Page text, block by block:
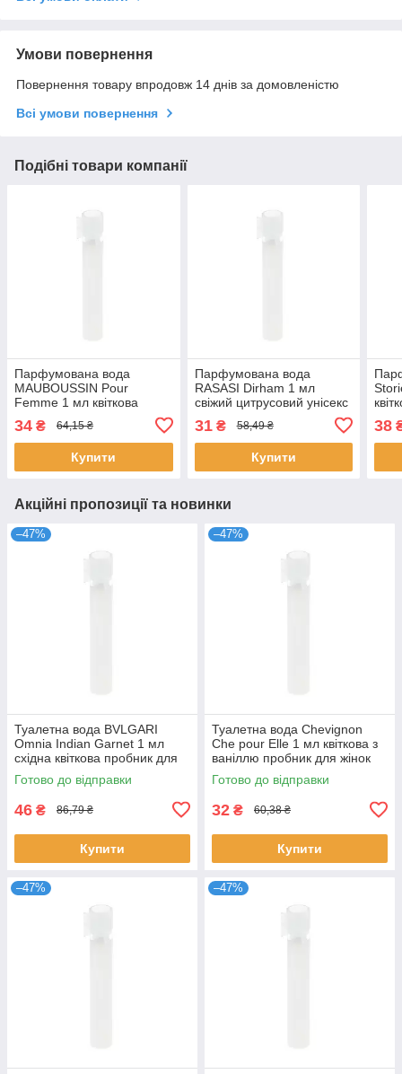
Умови повернення
Повернення товару впродовж 14 днів за домовленістю
Всі умови повернення
Подібні товари компанії
Парфумована вода
MAUBOUSSIN Pour
Femme 1 мл квіткова
пробник розпив аромат
Мобуссен
34 ₴ 64,15 ₴
Купити
Парфумована вода
RASASI Dirham 1 мл
свіжий цитрусовий унісекс
квіткові парфуми Расасі
31₴ 58,49 ₴
Купити
38
Акційні пропозиції та новинки
–47%
Туалетна вода BVLGARI
Omnia Indian Garnet 1 мл
східна квіткова пробник для
жінок розпив парфумів
Булгарі
Готово до відправки
46 ₴ 86,79 ₴
Купити
–47%
Туалетна вода Chevignon
Che pour Elle 1 мл квіткова з
ваніллю пробник для жінок
розпив парфумів Шевіньйон
Готово до відправки
32 ₴ 60,38 ₴
Купити
–47% –47%